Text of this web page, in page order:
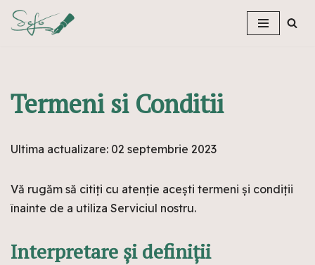
Sari
Termeni si Conditii
Ultima actualizare: 02 septembrie 2023
Vă rugăm să citiți cu atenție acești termeni și condiții
înainte de a utiliza Serviciul nostru.
Interpretare și definiții